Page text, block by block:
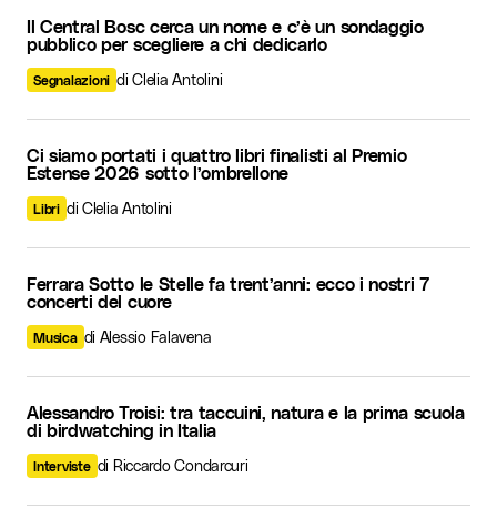
Il Central Bosc cerca un nome e c’è un sondaggio
pubblico per scegliere a chi dedicarlo
Segnalazioni di Clelia Antolini
Ci siamo portati i quattro libri finalisti al Premio
Estense 2026 sotto l’ombrellone
Libri di Clelia Antolini
Ferrara Sotto le Stelle fa trent’anni: ecco i nostri 7
concerti del cuore
Musica di Alessio Falavena
Alessandro Troisi: tra taccuini, natura e la prima scuola
di birdwatching in Italia
Interviste di Riccardo Condarcuri